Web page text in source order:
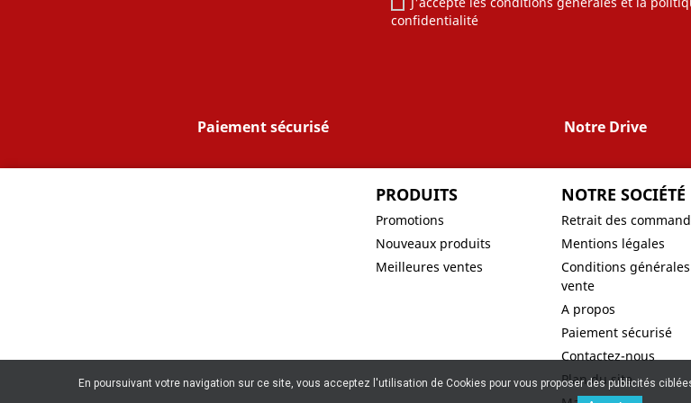
confidentialité
Paiement sécurisé Notre Drive
PRODUITS
Promotions
Nouveaux produits
Meilleures ventes
NOTRE SOCIÉTÉ
Retrait des
Mentions légales
Conditions
vente
A propos
Paiement sécurisé
Contactez-nous
Plan du site
En poursuivant votre navigation sur ce site, vous acceptez l'utilisation de Cookies pour vous proposer des publicités